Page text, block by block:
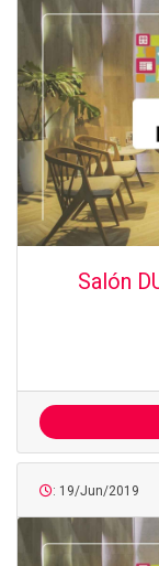
Salón
: 19/Jun/2019